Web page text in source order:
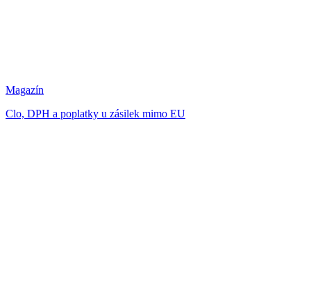
Magazín
Clo, DPH a poplatky u zásilek mimo EU